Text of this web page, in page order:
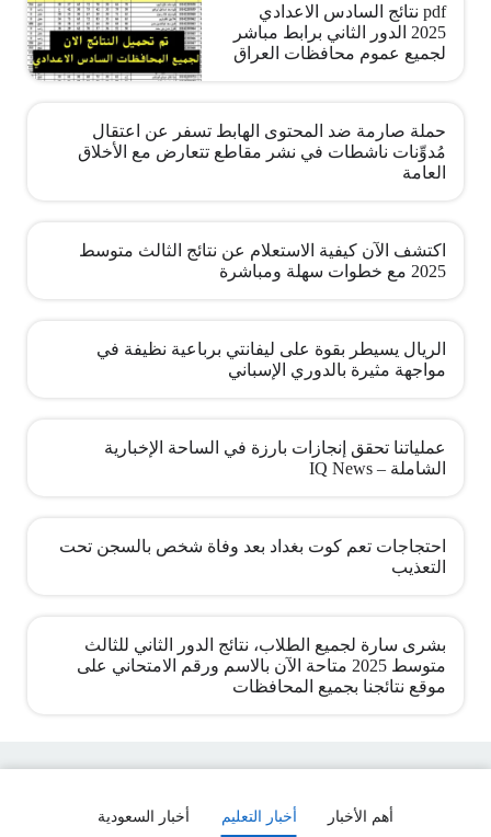
pdf نتائج السادس الاعدادي
2025 الدور الثاني برابط مباشر
لجميع عموم محافظات العراق
حملة صارمة ضد المحتوى الهابط تسفر عن اعتقال
مُدوِّنات ناشطات في نشر مقاطع تتعارض مع الأخلاق
العامة
اكتشف الآن كيفية الاستعلام عن نتائج الثالث متوسط
2025 مع خطوات سهلة ومباشرة
الريال يسيطر بقوة على ليفانتي برباعية نظيفة في
مواجهة مثيرة بالدوري الإسباني
عملياتنا تحقق إنجازات بارزة في الساحة الإخبارية
الشاملة – IQ News
احتجاجات تعم كوت بغداد بعد وفاة شخص بالسجن تحت
التعذيب
بشرى سارة لجميع الطلاب، نتائج الدور الثاني للثالث
متوسط 2025 متاحة الآن بالاسم ورقم الامتحاني على
موقع نتائجنا بجميع المحافظات
أهم الأخبار أخبار التعليم أخبار السعودية